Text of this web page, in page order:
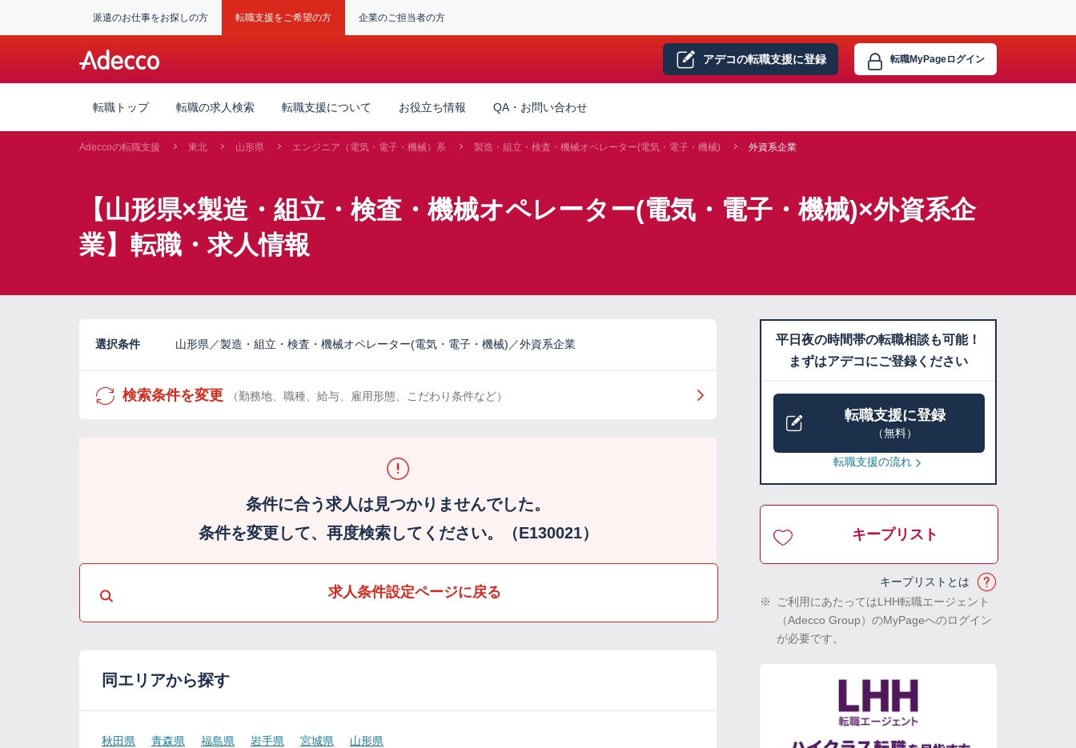
派遣のお仕事をお探しの方 転職支援をご希望の方 企業のご担当者の方
アデコの転職支援に登録 転職MyPageログイン
転職トップ 転職の求人検索 転職支援について お役立ち情報 QA・お問い合わせ
Adeccoの転職支援 東北 山形県 エンジニア（電気・電子・機械）系 製造・組立・検査・機械オペレーター(電気・電子・機械) 外資系企業
【山形県×製造・組立・検査・機械オペレーター(電気・電子・機械)×外資系企
業】転職・求人情報
選択条件 山形県／製造・組立・検査・機械オペレーター(電気・電子・機械)／外資系企業
検索条件を変更 （勤務地、職種、給与、雇用形態、こだわり条件など）
条件に合う求人は見つかりませんでした。
条件を変更して、再度検索してください。（E130021）
求人条件設定ページに戻る
同エリアから探す
秋田県 青森県 福島県 岩手県 宮城県 山形県
平日夜の時間帯の転職相談も可能！
まずはアデコにご登録ください
転職支援に登録
（無料）
転職支援の流れ
キープリスト
キープリストとは
※
ご利用にあたってはLHH転職エージェント
（Adecco Group）のMyPageへのログイン
が必要です。